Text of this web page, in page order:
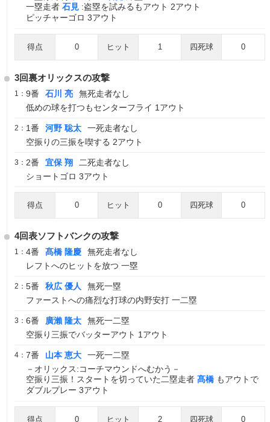
一塁走者 石見 :盗塁を試みるもアウト 2アウト
ピッチャーゴロ 3アウト
得点 0 ヒット 1 四死球 0
3回裏オリックスの攻撃
1： 9番 石川 亮
無死走者なし
低めの球を打つもセンターフライ 1アウト
2： 1番 河野 聡太
一死走者なし
空振りの三振を喫する 2アウト
3： 2番 宜保 翔
二死走者なし
ショートゴロ 3アウト
得点 0 ヒット 0 四死球 0
4回表ソフトバンクの攻撃
1： 4番 髙橋 隆慶
無死走者なし
レフトへのヒットを放つ 一塁
2： 5番 秋広 優人
無死一塁
ファーストへの痛烈な打球の内野安打 一二塁
3： 6番 廣瀨 隆太
無死一二塁
空振り三振でバッターアウト 1アウト
4： 7番 山本 恵大
一死一二塁
－オリックス:コーチマウンドへむかう－
空振り三振！スタートを切っていた二塁走者 髙橋 もアウトで
ダブルプレー 3アウト
得点 0 ヒット 2 四死球 0